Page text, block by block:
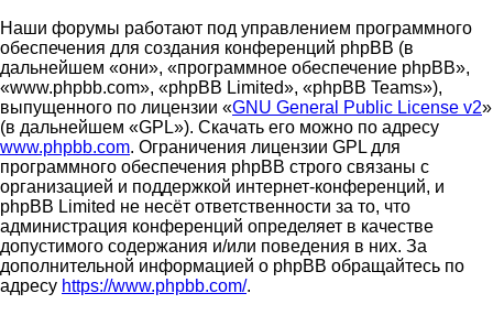
Наши форумы работают под управлением программного
обеспечения для создания конференций phpBB (в
дальнейшем «они», «программное обеспечение phpBB»,
«www.phpbb.com», «phpBB Limited», «phpBB Teams»),
выпущенного по лицензии «GNU General Public License v2»
(в дальнейшем «GPL»). Скачать его можно по адресу
www.phpbb.com. Ограничения лицензии GPL для
программного обеспечения phpBB строго связаны с
организацией и поддержкой интернет-конференций, и
phpBB Limited не несёт ответственности за то, что
администрация конференций определяет в качестве
допустимого содержания и/или поведения в них. За
дополнительной информацией о phpBB обращайтесь по
адресу https://www.phpbb.com/.